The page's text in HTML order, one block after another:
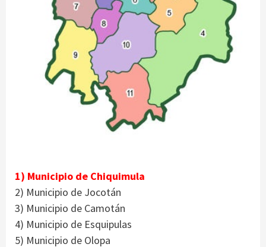
1) Municipio de Chiquimula
2) Municipio de Jocotán
3) Municipio de Camotán
4) Municipio de Esquipulas
5) Municipio de Olopa